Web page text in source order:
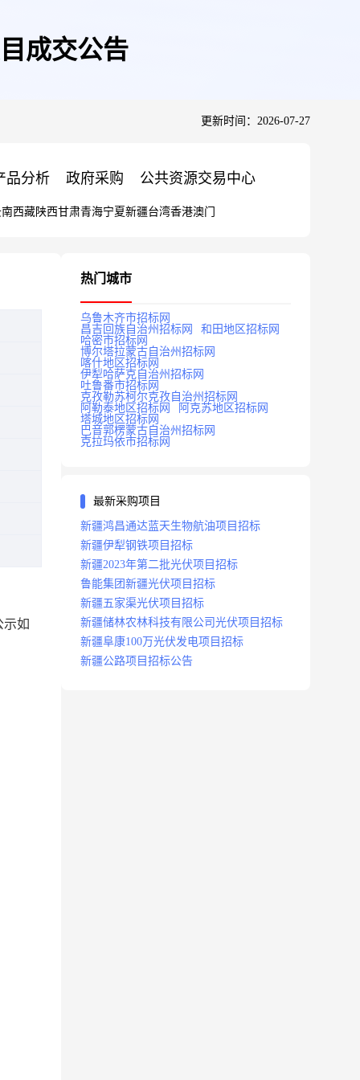
成交公告
更新时间：2026-07-27
品分析 政府采购 公共资源交易中心
西藏陕西甘肃青海宁夏新疆台湾香港澳门
示如
热门城市
乌鲁木齐市招标网
昌吉回族自治州招标网
和田地区招标网
哈密市招标网
博尔塔拉蒙古自治州招标网
喀什地区招标网
伊犁哈萨克自治州招标网
吐鲁番市招标网
克孜勒苏柯尔克孜自治州招标网
阿勒泰地区招标网
阿克苏地区招标网
塔城地区招标网
巴音郭楞蒙古自治州招标网
克拉玛依市招标网
最新采购项目
新疆鸿昌通达蓝天生物航油项目招标
新疆伊犁钢铁项目招标
新疆2023年第二批光伏项目招标
鲁能集团新疆光伏项目招标
新疆五家渠光伏项目招标
新疆储林农林科技有限公司光伏项目招标
新疆阜康100万光伏发电项目招标
新疆公路项目招标公告